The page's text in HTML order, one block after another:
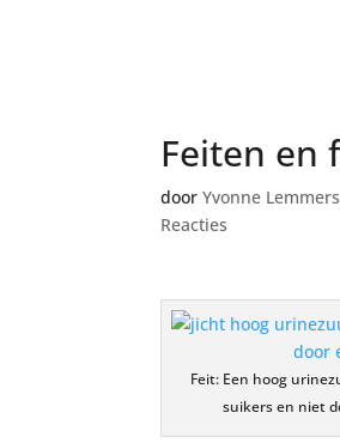
Feiten en
doorYvonne Lemmers
Reacties
Feit: Een hoog
suikers en niet